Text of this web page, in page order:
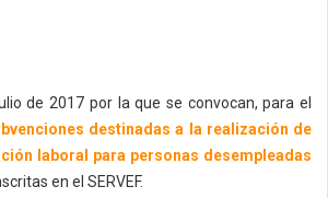
de 2017 por la que se convocan, para el
destinadas a la realización de
laboral para personas desempleadas
en el SERVEF.